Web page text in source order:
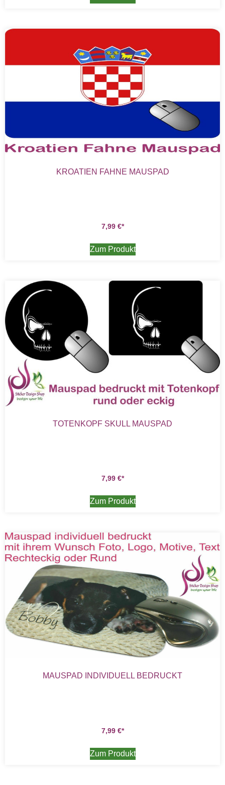
KROATIEN FAHNE MAUSPAD
7,99 €
Zum Produkt
TOTENKOPF SKULL MAUSPAD
7,99 €
Zum Produkt
MAUSPAD INDIVIDUELL BEDRUCKT
7,99 €
Zum Produkt